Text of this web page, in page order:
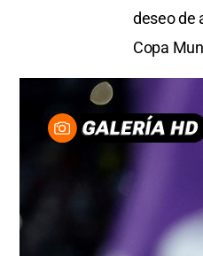
deseo de
Copa